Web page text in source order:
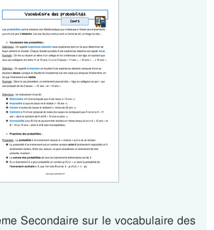
Secondaire sur le vocabulaire des